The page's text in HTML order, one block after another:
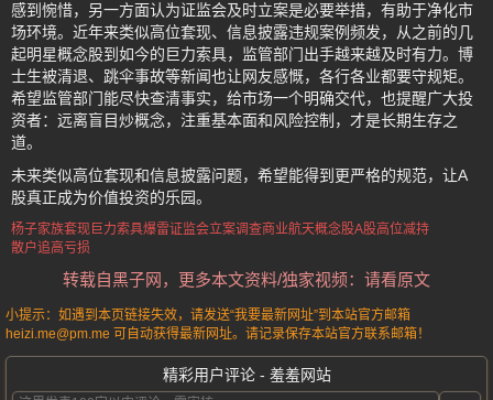
感到惋惜，另一方面认为证监会及时立案是必要举措，有助于净化市
场环境。近年来类似高位套现、信息披露违规案例频发，从之前的几
起明星概念股到如今的巨力索具，监管部门出手越来越及时有力。博
士生被清退、跳伞事故等新闻也让网友感慨，各行各业都要守规矩。
希望监管部门能尽快查清事实，给市场一个明确交代，也提醒广大投
资者：远离盲目炒概念，注重基本面和风险控制，才是长期生存之
道。
未来类似高位套现和信息披露问题，希望能得到更严格的规范，让A
股真正成为价值投资的乐园。
杨子家族套现 巨力索具爆雷证监会立案调查商业航天概念股A股高位减持
散户追高亏损
转载自黑子网，更多本文资料/独家视频：请看原文
小提示：如遇到本页链接失效，请发送“我要最新网址”到本站官方邮箱
heizi.me@pm.me 可自动获得最新网址。请记录保存本站官方联系邮箱！
精彩用户评论 - 羞羞网站